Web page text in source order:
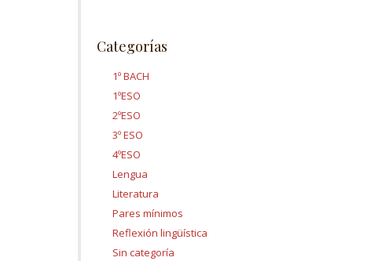
Categorías
1º BACH
1ºESO
2ºESO
3º ESO
4ºESO
Lengua
Literatura
Pares mínimos
Reflexión lingüística
Sin categoría